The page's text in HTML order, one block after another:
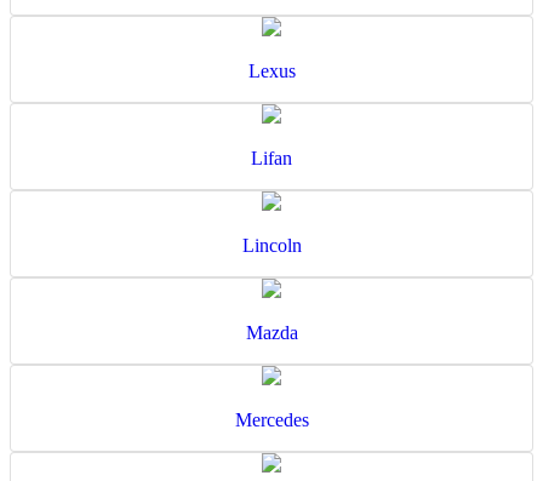
Lexus
Lifan
Lincoln
Mazda
Mercedes